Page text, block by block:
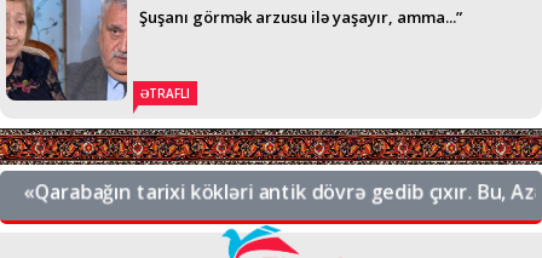
Şuşanı görmək arzusu ilə yaşayır, amma...”
ƏTRAFLI
«Qarabağın tarixi kökləri antik dövrə gedib çıxır. Bu,